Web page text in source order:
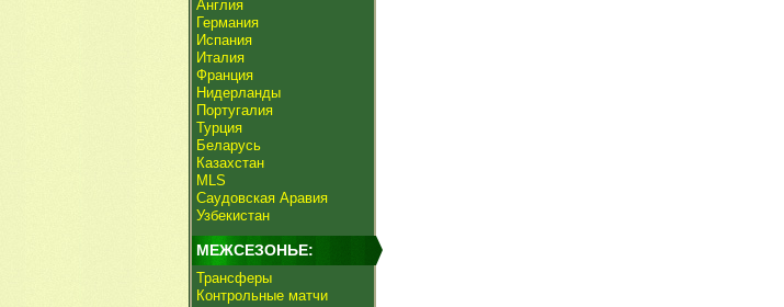
Англия
Германия
Испания
Италия
Франция
Нидерланды
Португалия
Турция
Беларусь
Казахстан
MLS
Саудовская Аравия
Узбекистан
МЕЖСЕЗОНЬЕ:
Трансферы
Контрольные матчи